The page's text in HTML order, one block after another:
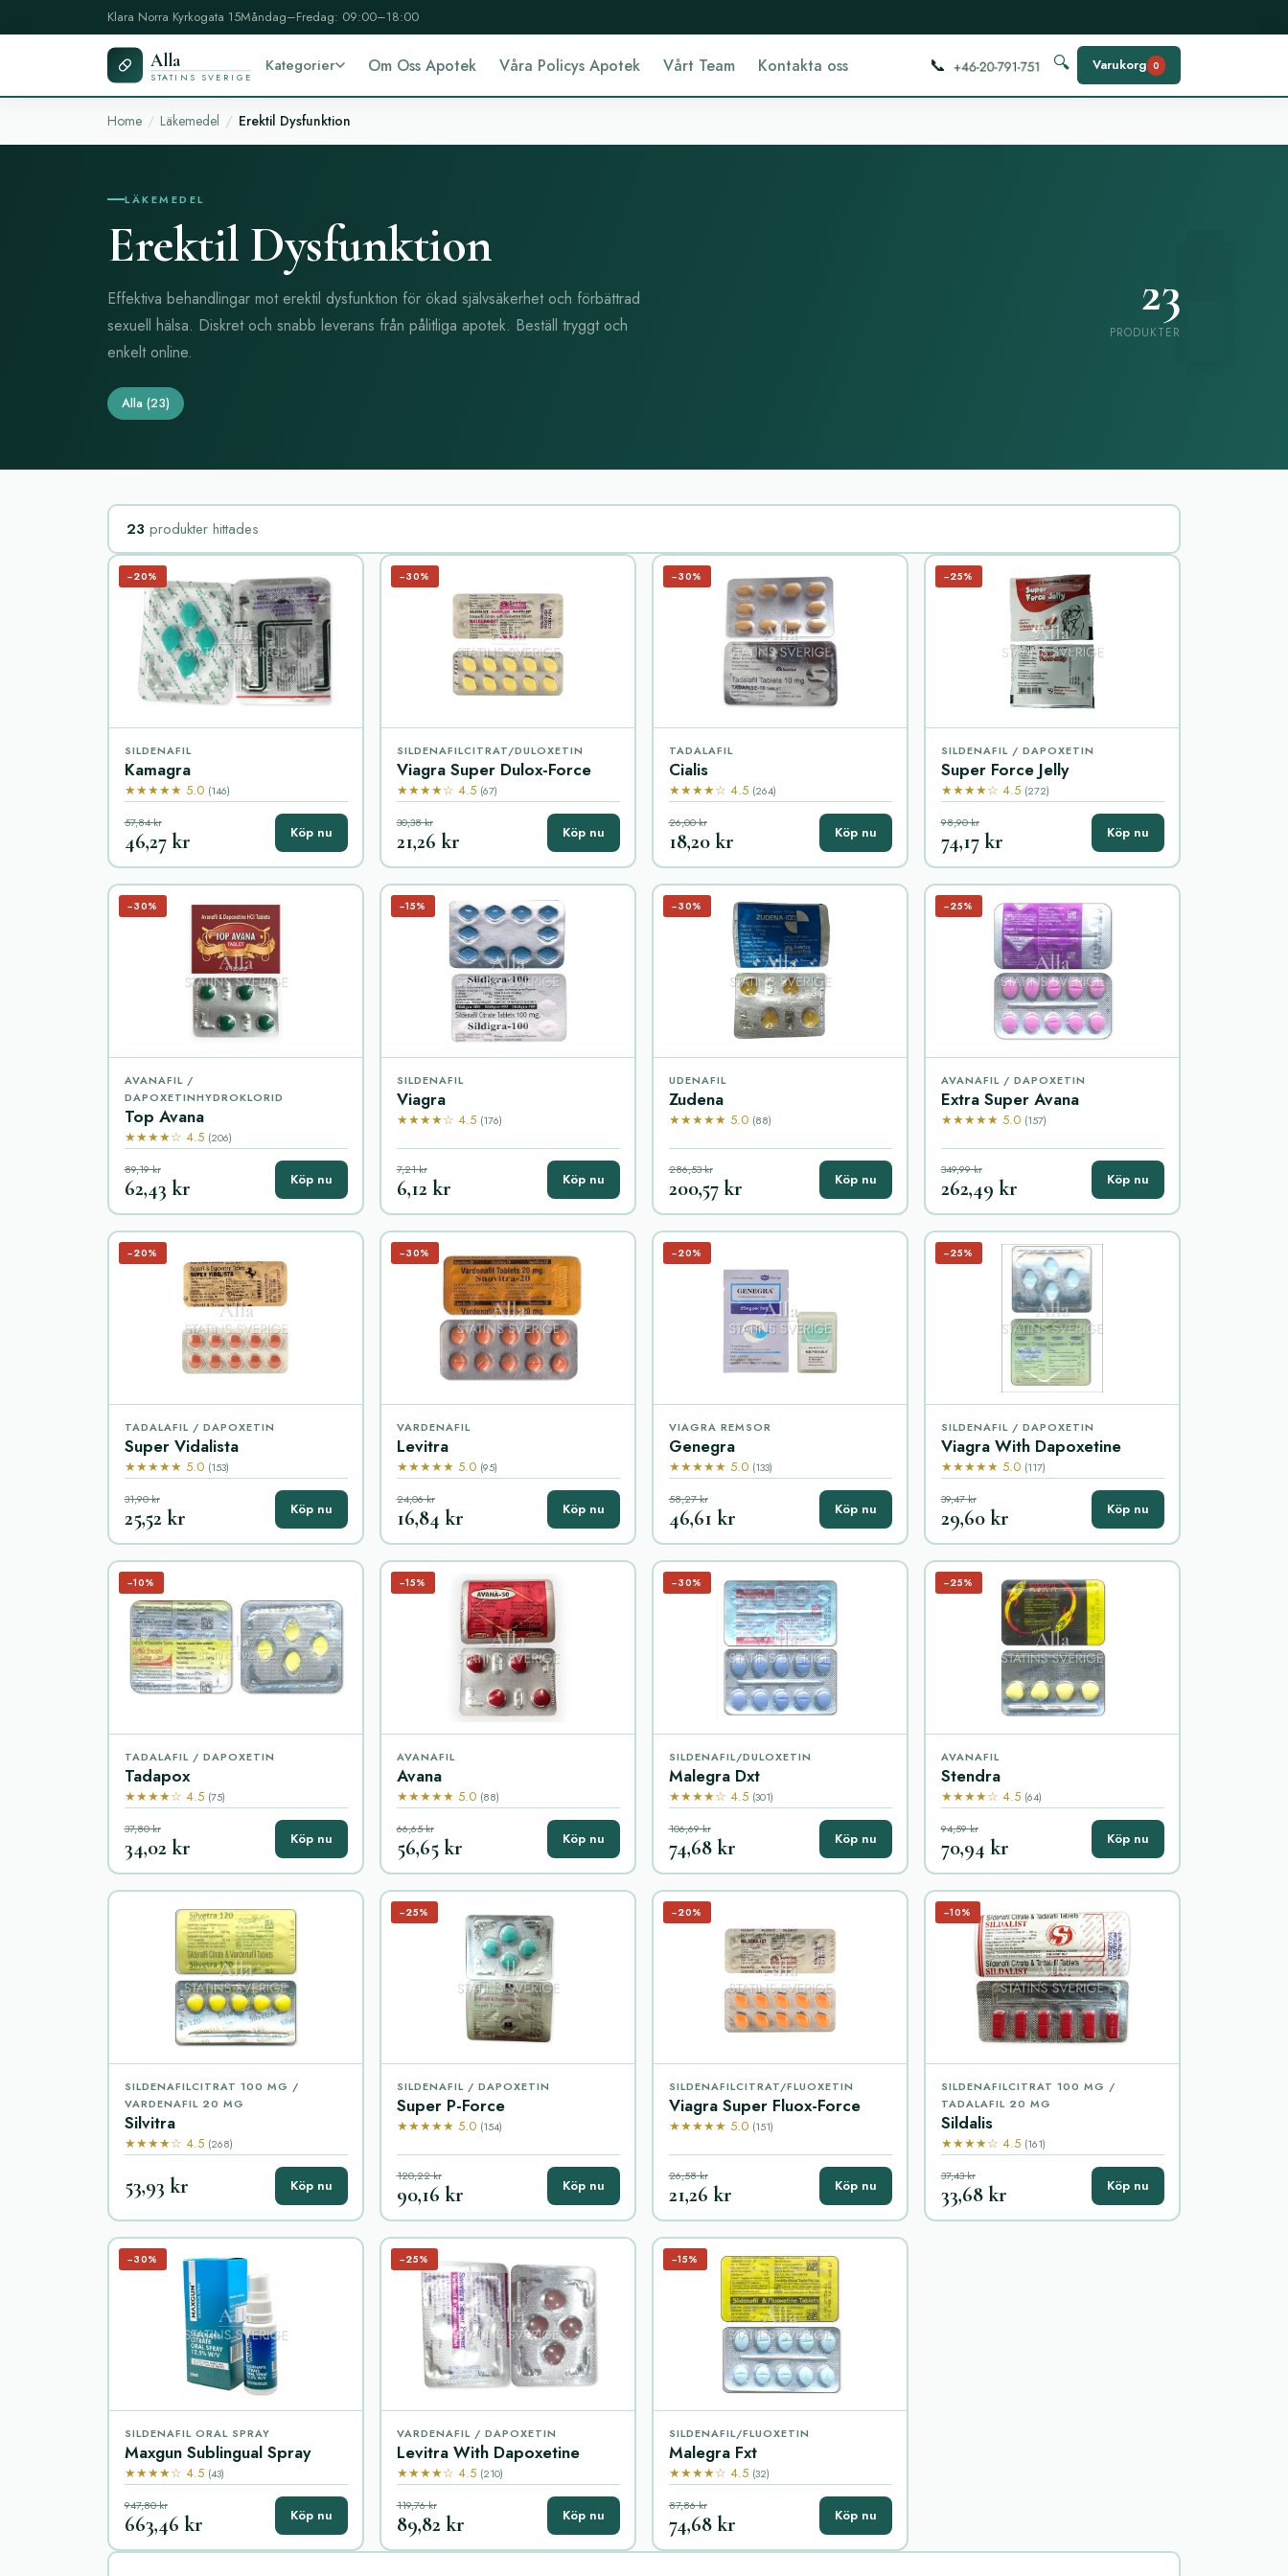
Klara Norra Kyrkogata 15Måndag–Fredag: 09:00–18:00
Alla
STATINS SVERIGE
Kategorier Om Oss Apotek Våra Policys Apotek Vårt Team Kontakta oss 📞 🔍 Varukorg 0
Home Läkemedel Erektil Dysfunktion
LÄKEMEDEL
Erektil Dysfunktion
Effektiva behandlingar mot erektil dysfunktion för ökad självsäkerhet och förbättrad
sexuell hälsa. Diskret och snabb leverans från pålitliga apotek. Beställ tryggt och
enkelt online.
Alla (23)
23
PRODUKTER
23 produkter hittades
−20%
SILDENAFIL
Kamagra
★★★★★ 5.0 (146)
57,84 kr
46,27 kr Köp nu
−30%
SILDENAFILCITRAT/DULOXETIN
Viagra Super Dulox-Force
★★★★☆ 4.5 (67)
30,38 kr
21,26 kr Köp nu
−30%
TADALAFIL
Cialis
★★★★☆ 4.5 (264)
26,00 kr
18,20 kr Köp nu
−25%
SILDENAFIL / DAPOXETIN
Super Force Jelly
★★★★☆ 4.5 (272)
98,90 kr
74,17 kr Köp nu
−30%
AVANAFIL /
DAPOXETINHYDROKLORID
Top Avana
★★★★☆ 4.5 (206)
89,19 kr
62,43 kr Köp nu
−15%
SILDENAFIL
Viagra
★★★★☆ 4.5 (176)
7,21 kr
6,12 kr Köp nu
−30%
UDENAFIL
Zudena
★★★★★ 5.0 (88)
286,53 kr
200,57 kr Köp nu
−25%
AVANAFIL / DAPOXETIN
Extra Super Avana
★★★★★ 5.0 (157)
349,99 kr
262,49 kr Köp nu
−20%
TADALAFIL / DAPOXETIN
Super Vidalista
★★★★★ 5.0 (153)
31,90 kr
25,52 kr Köp nu
−30%
VARDENAFIL
Levitra
★★★★★ 5.0 (95)
24,06 kr
16,84 kr Köp nu
−20%
VIAGRA REMSOR
Genegra
★★★★★ 5.0 (133)
58,27 kr
46,61 kr Köp nu
−25%
SILDENAFIL / DAPOXETIN
Viagra With Dapoxetine
★★★★★ 5.0 (117)
39,47 kr
29,60 kr Köp nu
−10%
TADALAFIL / DAPOXETIN
Tadapox
★★★★☆ 4.5 (75)
37,80 kr
34,02 kr Köp nu
−15%
AVANAFIL
Avana
★★★★★ 5.0 (88)
66,65 kr
56,65 kr Köp nu
−30%
SILDENAFIL/DULOXETIN
Malegra Dxt
★★★★☆ 4.5 (301)
106,69 kr
74,68 kr Köp nu
−25%
AVANAFIL
Stendra
★★★★☆ 4.5 (64)
94,59 kr
70,94 kr Köp nu
SILDENAFILCITRAT 100 MG /
VARDENAFIL 20 MG
Silvitra
★★★★☆ 4.5 (268)
53,93 kr Köp nu
−25%
SILDENAFIL / DAPOXETIN
Super P-Force
★★★★★ 5.0 (154)
120,22 kr
90,16 kr Köp nu
−20%
SILDENAFILCITRAT/FLUOXETIN
Viagra Super Fluox-Force
★★★★★ 5.0 (151)
26,58 kr
21,26 kr Köp nu
−10%
SILDENAFILCITRAT 100 MG /
TADALAFIL 20 MG
Sildalis
★★★★☆ 4.5 (161)
37,43 kr
33,68 kr Köp nu
−30%
SILDENAFIL ORAL SPRAY
Maxgun Sublingual Spray
★★★★☆ 4.5 (43)
947,80 kr
663,46 kr Köp nu
−25%
VARDENAFIL / DAPOXETIN
Levitra With Dapoxetine
★★★★☆ 4.5 (210)
119,76 kr
89,82 kr Köp nu
−15%
SILDENAFIL/FLUOXETIN
Malegra Fxt
★★★★☆ 4.5 (32)
87,86 kr
74,68 kr Köp nu